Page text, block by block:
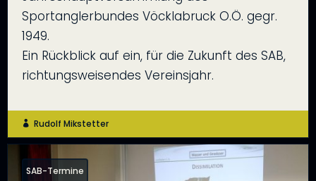
Sportanglerbundes Vöcklabruck O.Ö. gegr.
1949.
Ein Rückblick auf ein, für die Zukunft des SAB,
richtungsweisendes Vereinsjahr.
 Rudolf Mikstetter
SAB-Termine